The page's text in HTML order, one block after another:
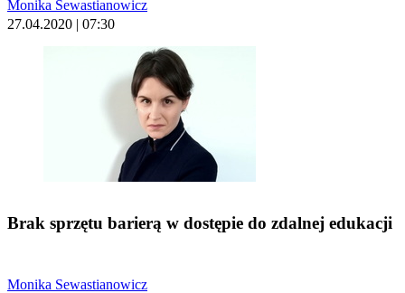
Monika Sewastianowicz
27.04.2020 | 07:30
Brak sprzętu barierą w dostępie do zdalnej edukacji
Monika Sewastianowicz